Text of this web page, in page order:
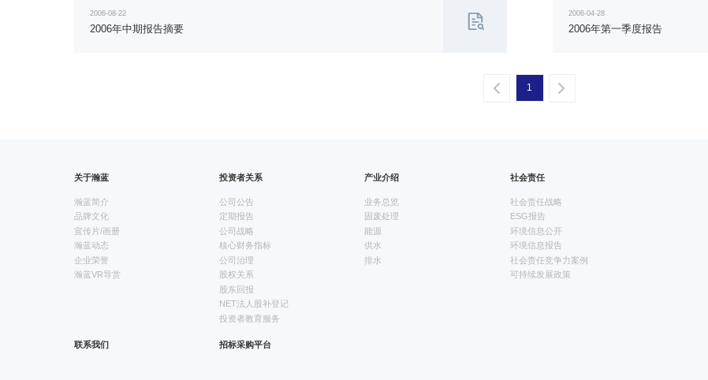
2006-08-22
2006年中期报告摘要
2006-04-28
2006年第一季度报告
1
关于瀚蓝
瀚蓝简介
品牌文化
宣传片/画册
瀚蓝动态
企业荣誉
瀚蓝VR导赏
投资者关系
公司公告
定期报告
公司战略
核心财务指标
公司治理
股权关系
股东回报
NET法人股补登记
投资者教育服务
产业介绍
业务总览
固废处理
能源
供水
排水
社会责任
社会责任战略
ESG报告
环境信息公开
环境信息报告
社会责任竞争力案例
可持续发展政策
联系我们 招标采购平台